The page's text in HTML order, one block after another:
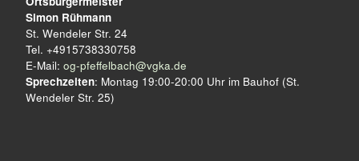
Simon Rühmann
St. Wendeler Str. 24
Tel. +4915738330758
E-Mail: og-pfeffelbach@vgka.de
Sprechzeiten: Montag 19:00-20:00 Uhr im Bauhof (St.
Wendeler Str. 25)